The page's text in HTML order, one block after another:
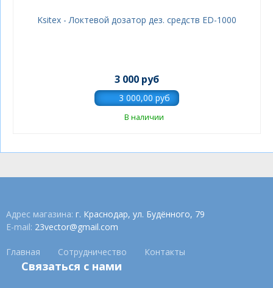
Ksitex - Локтевой дозатор дез. средств ED-1000
3 000 руб
В наличии
Адрес магазина: г. Краснодар, ул. Будённого, 79
E-mail: 23vector@gmail.com
Главная Сотрудничество Контакты
Связаться с нами